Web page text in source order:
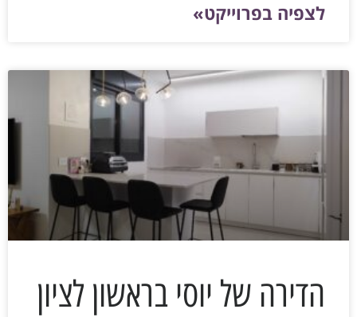
לצפיה בפרוייקט»
הדירה של יוסי בראשון לציון